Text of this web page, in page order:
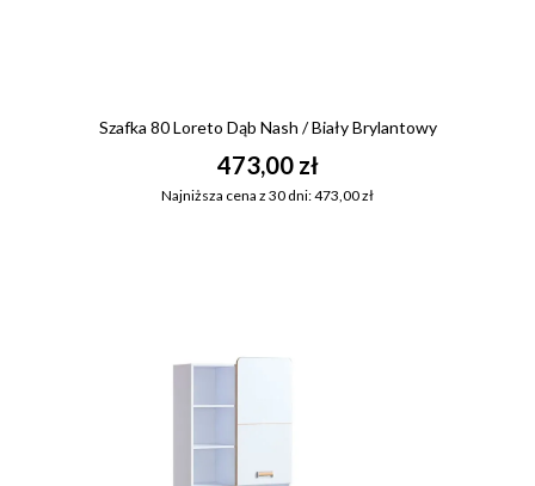
Szafka 80 Loreto Dąb Nash / Biały Brylantowy
473,00 zł
Najniższa cena z 30 dni: 473,00 zł